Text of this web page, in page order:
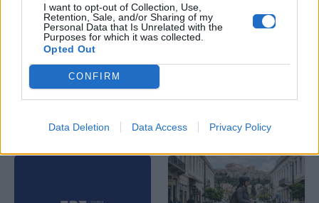
I want to opt-out of Collection, Use,
Retention, Sale, and/or Sharing of my
Personal Data that Is Unrelated with the
Purposes for which it was collected.
Opted Out
CONFIRM
Data Deletion Data Access Privacy Policy
Πού να μην
κολυμπήσεις στην
ακατάλληλες παραλίες
AKTOR: Δίπλα στους
04.06.2026